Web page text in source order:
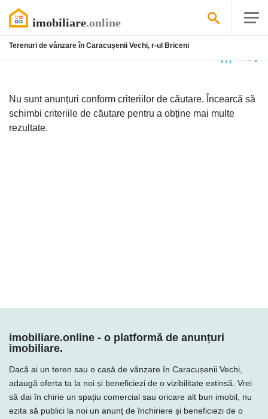
Terenuri de vânzare în Caracușenii Vechi, r-ul Briceni
Nu sunt anunțuri conform criteriilor de căutare. Încearcă să
schimbi criteriile de căutare pentru a obține mai multe
rezultate.
imobiliare.online - o platformă de anunțuri
imobiliare.
Dacă ai un teren sau o casă de vânzare în Caracușenii Vechi,
adaugă oferta ta la noi și beneficiezi de o vizibilitate extinsă. Vrei
să dai în chirie un spațiu comercial sau oricare alt bun imobil, nu
ezita să publici la noi un anunț de închiriere și beneficiezi de o